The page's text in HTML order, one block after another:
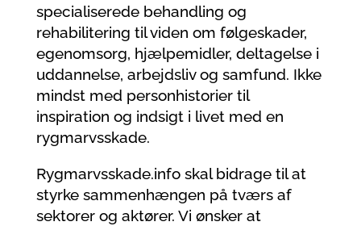
specialiserede behandling og
rehabilitering til viden om følgeskader,
egenomsorg, hjælpemidler, deltagelse i
uddannelse, arbejdsliv og samfund. Ikke
mindst med personhistorier til
inspiration og indsigt i livet med en
rygmarvsskade.
Rygmarvsskade.info skal bidrage til at
styrke sammenhængen på tværs af
sektorer og aktører. Vi ønsker at